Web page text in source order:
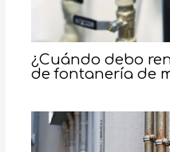
¿Cuándo debo
de fontanería de